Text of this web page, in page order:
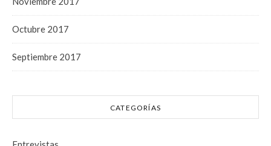
Octubre 2017
Septiembre 2017
CATEGORÍAS